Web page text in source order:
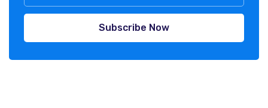
Subscribe Now